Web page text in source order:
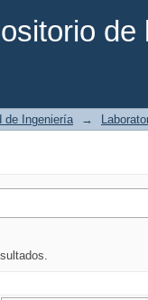
de
de Ingeniería →